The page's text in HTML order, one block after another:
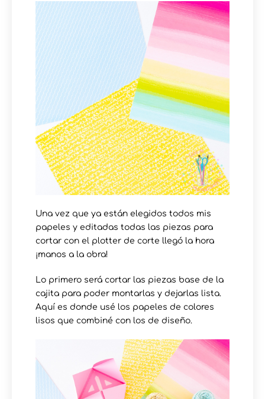
Una vez que ya están elegidos todos mis
papeles y editadas todas las piezas para
cortar con el plotter de corte llegó la hora
¡manos a la obra!
Lo primero será cortar las piezas base de la
cajita para poder montarlas y dejarlas lista.
Aquí es donde usé los papeles de colores
lisos que combiné con los de diseño.